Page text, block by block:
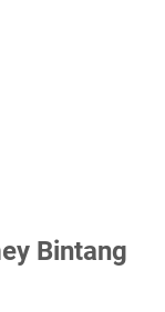
Bintang